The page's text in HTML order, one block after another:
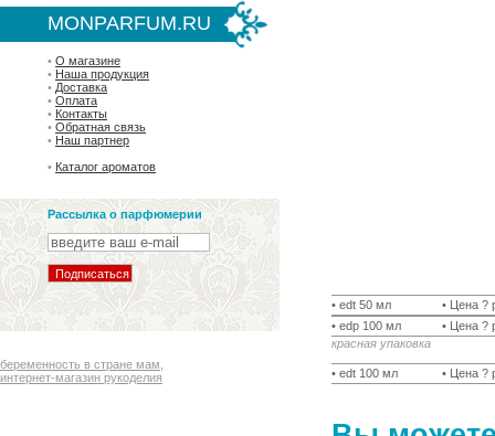
MONPARFUM.RU
• О магазине
• Наша продукция
• Доставка
• Оплата
• Контакты
• Обратная связь
• Наш партнер
• Каталог ароматов
Рассылка о парфюмерии
беременность в стране мам
интернет-магазин рукоделия
• edt 50 мл
• Цена ?
• edp 100 мл
• Цена ?
красная упаковка
• edt 100 мл • Цена ?